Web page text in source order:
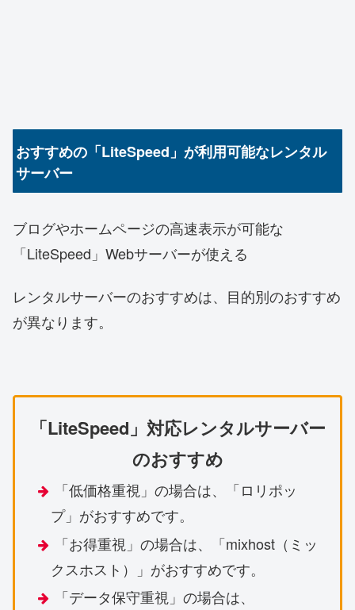
おすすめの「LiteSpeed」が利用可能なレンタル
サーバー
ブログやホームページの高速表示が可能な
「LiteSpeed」Webサーバーが使える
レンタルサーバーのおすすめは、目的別のおすすめ
が異なります。
「LiteSpeed」対応レンタルサーバー
のおすすめ
「低価格重視」の場合は、「ロリポッ
プ」がおすすめです。
「お得重視」の場合は、「mixhost（ミッ
クスホスト）」がおすすめです。
「データ保守重視」の場合は、